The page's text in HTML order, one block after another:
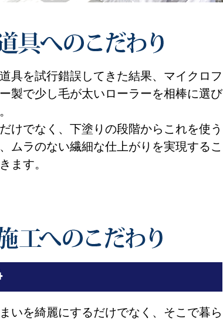
具を試行錯誤してきた結果、マイクロフ
製で少し毛が太いローラーを相棒に選び
だけでなく、下塗りの段階からこれを使う
ムラのない繊細な仕上がりを実現するこ
ます。
いを綺麗にするだけでなく、そこで暮ら